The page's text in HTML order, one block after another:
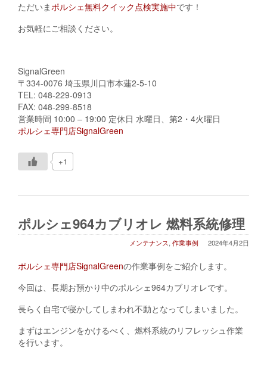
ただいまポルシェ無料クイック点検実施中です！
お気軽にご相談ください。
SignalGreen
〒334-0076 埼玉県川口市本蓮2-5-10
TEL: 048-229-0913
FAX: 048-299-8518
営業時間 10:00 – 19:00 定休日 水曜日、第2・4火曜日
ポルシェ専門店SignalGreen
+1
ポルシェ964カブリオレ 燃料系統修理
2024年4月2日
メンテナンス, 作業事例
ポルシェ専門店SignalGreenの作業事例をご紹介します。
今回は、長期お預かり中のポルシェ964カブリオレです。
長らく自宅で寝かしてしまわれ不動となってしまいました。
まずはエンジンをかけるべく、燃料系統のリフレッシュ作業
を行います。